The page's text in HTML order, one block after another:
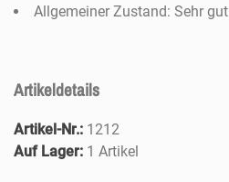
Allgemeiner Zustand: Sehr gut
Artikeldetails
Artikel-Nr.: 1212
Auf Lager: 1 Artikel